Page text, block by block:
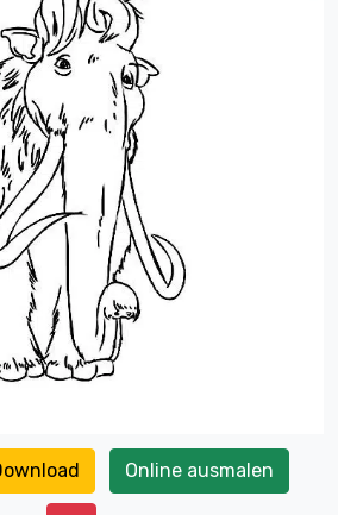
Online ausmalen